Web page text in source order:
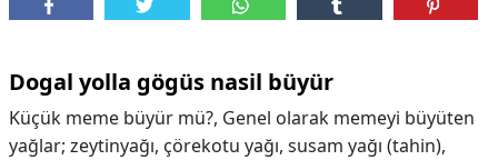
Dogal yolla gögüs nasil büyür
Küçük meme büyür mü?, Genel olarak memeyi büyüten
yağlar; zeytinyağı, çörekotu yağı, susam yağı (tahin),